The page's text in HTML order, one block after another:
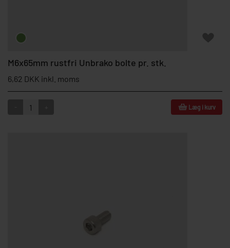
M6x65mm rustfri Unbrako bolte pr. stk.
6,62 DKK inkl. moms
Læg i kurv